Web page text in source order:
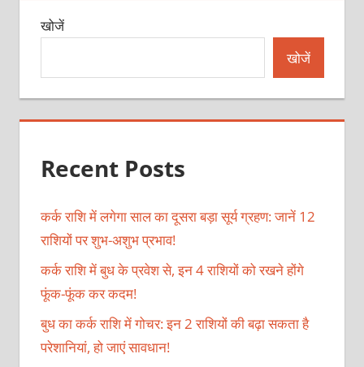
खोजें
खोजें
Recent Posts
कर्क राशि में लगेगा साल का दूसरा बड़ा सूर्य ग्रहण: जानें 12
राशियों पर शुभ-अशुभ प्रभाव!
कर्क राशि में बुध के प्रवेश से, इन 4 राशियों को रखने होंगे
फूंक-फूंक कर कदम!
बुध का कर्क राशि में गोचर: इन 2 राशियों की बढ़ा सकता है
परेशानियां, हो जाएं सावधान!